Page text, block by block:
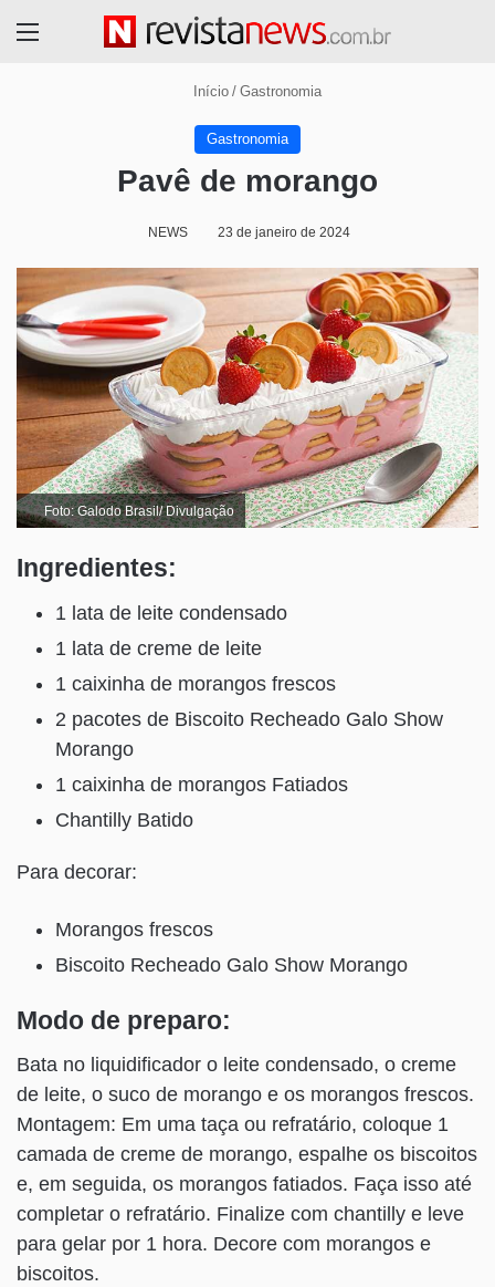
Início / Gastronomia
Gastronomia
Pavê de morango
NEWS 23 de janeiro de 2024
Foto: Galodo Brasil/ Divulgação
Ingredientes:
1 lata de leite condensado
1 lata de creme de leite
1 caixinha de morangos frescos
2 pacotes de Biscoito Recheado Galo Show
Morango
1 caixinha de morangos Fatiados
Chantilly Batido
Para decorar:
Morangos frescos
Biscoito Recheado Galo Show Morango
Modo de preparo:
Bata no liquidificador o leite condensado, o creme
de leite, o suco de morango e os morangos frescos.
Montagem: Em uma taça ou refratário, coloque 1
camada de creme de morango, espalhe os biscoitos
e, em seguida, os morangos fatiados. Faça isso até
completar o refratário. Finalize com chantilly e leve
para gelar por 1 hora. Decore com morangos e
biscoitos.